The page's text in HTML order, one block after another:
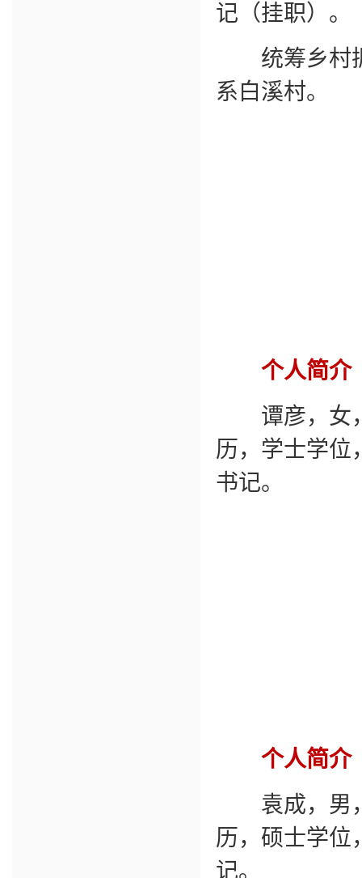
记（挂职）。
统筹乡村振
系白溪村。
个人简介
谭彦，女，
历，学士学位
书记。
个人简介
袁成，男，
历，硕士学位
记。